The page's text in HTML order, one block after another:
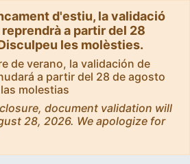
d'estiu, la validació
a partir del 28
les molèsties.
de verano, la validación de
a partir del 28 de agosto
molestias
document validation will
28, 2026. We apologize for